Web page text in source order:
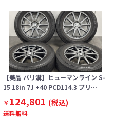
【美品 バリ溝】ヒューマンライン S-
15 18in 7J +40 PCD114.3 ブリ…
￥124,801 (税込)
送料無料